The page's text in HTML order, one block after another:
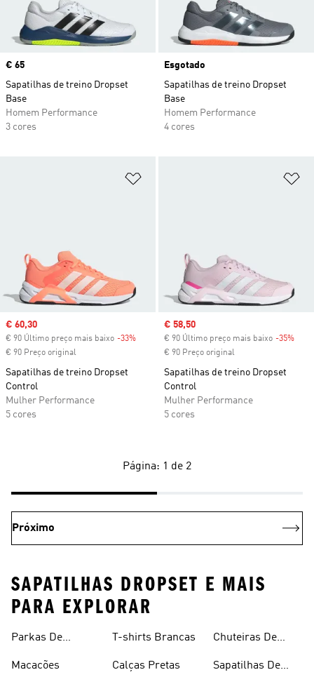
Price
€ 65
Sapatilhas de treino Dropset
Base
Homem Performance
3 cores
Esgotado
Sapatilhas de treino Dropset
Base
Homem Performance
4 cores
Sale price
€ 60,30
€ 90 Último preço mais baixo -33% Discount
€ 90 Preço original
Sapatilhas de treino Dropset
Control
Mulher Performance
5 cores
Sale price
€ 58,50
€ 90 Último preço mais baixo -35%
€ 90 Preço original
Sapatilhas de treino Dropset
Control
Mulher Performance
5 cores
Página: 1 de 2
Próximo
SAPATILHAS DROPSET E MAIS
PARA EXPLORAR
Parkas De
Macacões
T-shirts Brancas
Calças Pretas
Chuteiras De
Sapatilhas De